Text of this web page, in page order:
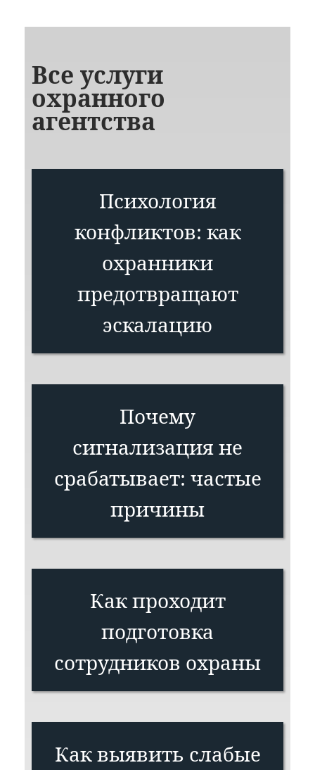
Все услуги
охранного
агентства
Психология
конфликтов: как
охранники
предотвращают
эскалацию
Почему
сигнализация не
срабатывает: частые
причины
Как проходит
подготовка
сотрудников охраны
Как выявить слабые